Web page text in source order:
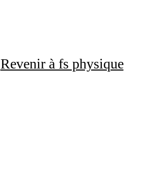
Revenir à fs physique